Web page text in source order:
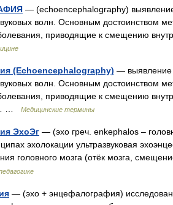
— (echoencephalography)
волн. Основным достоинством
приводящие к смещению
(Echoencephalography) — выявление
волн. Основным достоинством
приводящие к смещению
…
Медицинские термины
ЭхоЭг — (эхо греч. enkephalos –
эхолокации ультразвуковая
головного мозга (отёк мозга,
— (эхо + энцефалография)